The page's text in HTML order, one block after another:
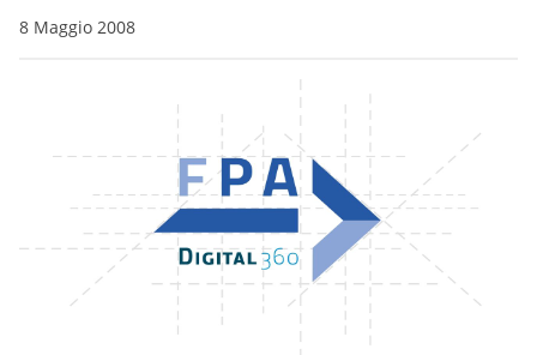
8 Maggio 2008